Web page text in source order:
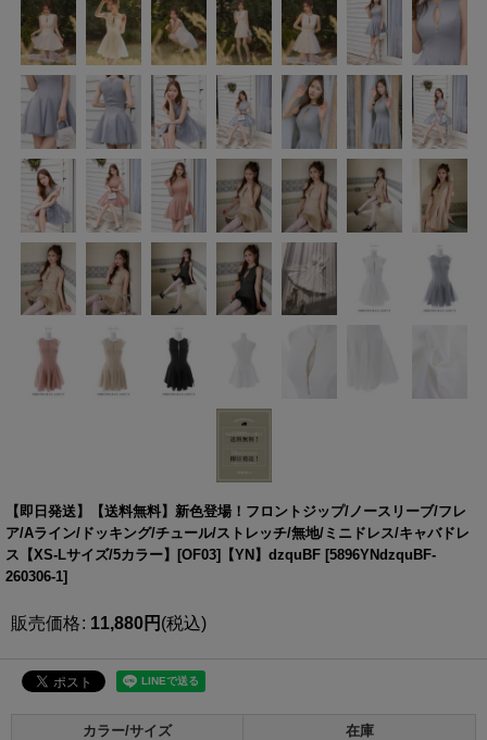
【即日発送】【送料無料】新色登場！フロントジップ/ノースリーブ/フレ
ア/Aライン/ドッキング/チュール/ストレッチ/無地/ミニドレス/キャバドレ
ス【XS-Lサイズ/5カラー】[OF03]【YN】dzquBF [5896YNdzquBF-
260306-1]
販売価格: 11,880円 (税込)
カラー/サイズ 在庫